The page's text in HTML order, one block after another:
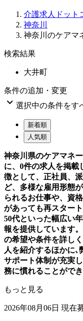
介護求人ドット
神奈川
神奈川のケアマ
検索結果
大井町
条件の追加・変更
 選択中の条件をす
新着順
人気順
神奈川県のケアマネ
に、0件の求人を掲載
徴として、正社員、
ど、多様な雇用形態
られるお仕事や、資
があっても再スター
50代といった幅広い
報を提供しています
の希望や条件を詳し
人を紹介するほかに
サポート体制が充実
務に慣れることができ
もっと見る
2026年08月06日 現在